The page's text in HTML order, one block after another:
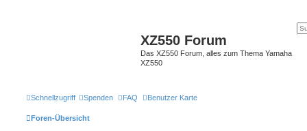
XZ550 Forum
Das XZ550 Forum, alles zum Thema Yamaha
XZ550
Schnellzugriff Spenden FAQ Benutzer Karte
Foren-Übersicht